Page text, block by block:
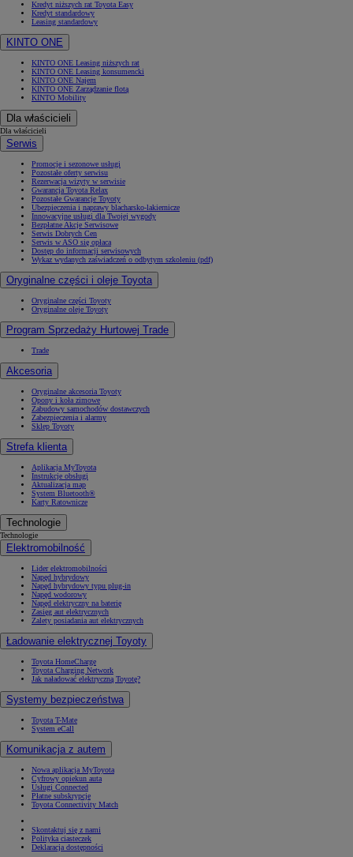
Kredyt niższych rat Toyota Easy
Kredyt standardowy
Leasing standardowy
KINTO ONE
KINTO ONE Leasing niższych rat
KINTO ONE Leasing konsumencki
KINTO ONE Najem
KINTO ONE Zarządzanie flotą
KINTO Mobility
Dla właścicieli
Dla właścicieli
Serwis
Promocje i sezonowe usługi
Pozostałe oferty serwisu
Rezerwacja wizyty w serwisie
Gwarancja Toyota Relax
Pozostałe Gwarancje Toyoty
Ubezpieczenia i naprawy blacharsko-lakiernicze
Innowacyjne usługi dla Twojej wygody
Bezpłatne Akcje Serwisowe
Serwis Dobrych Cen
Serwis w ASO się opłaca
Dostęp do informacji serwisowych
Wykaz wydanych zaświadczeń o odbytym szkoleniu (pdf)
Oryginalne części i oleje Toyota
Oryginalne części Toyoty
Oryginalne oleje Toyoty
Program Sprzedaży Hurtowej Trade
Trade
Akcesoria
Oryginalne akcesoria Toyoty
Opony i koła zimowe
Zabudowy samochodów dostawczych
Zabezpieczenia i alarmy
Sklep Toyoty
Strefa klienta
Aplikacja MyToyota
Instrukcje obsługi
Aktualizacja map
System Bluetooth®
Karty Ratownicze
Technologie
Technologie
Elektromobilność
Lider elektromobilności
Napęd hybrydowy
Napęd hybrydowy typu plug-in
Napęd wodorowy
Napęd elektryczny na baterię
Zasięg aut elektrycznych
Zalety posiadania aut elektrycznych
Ładowanie elektrycznej Toyoty
Toyota HomeCharge
Toyota Charging Network
Jak naładować elektryczną Toyotę?
Systemy bezpieczeństwa
Toyota T-Mate
System eCall
Komunikacja z autem
Nowa aplikacja MyToyota
Cyfrowy opiekun auta
Usługi Connected
Płatne subskrypcje
Toyota Connectivity Match
Skontaktuj się z nami
Polityka ciasteczek
Deklaracja dostępności